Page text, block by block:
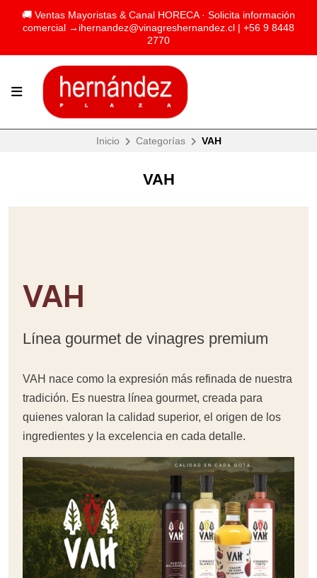
🚚 Ventas Mayoristas & Canal HORECA · Solicita información
comercial → ihernandez@vinagreshernandez.cl | +56 9 8448
2770
Inicio Categorías VAH
VAH
VAH
Línea gourmet de vinagres premium
VAH nace como la expresión más refinada de nuestra
tradición. Es nuestra línea gourmet, creada para
quienes valoran la calidad superior, el origen de los
ingredientes y la excelencia en cada detalle.